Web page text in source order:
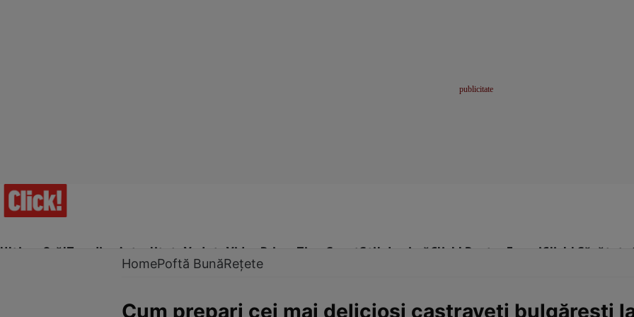
Ultima Oră!Trending Actualitate Vedete Video Prime Time SportStil de viațăClick! Pentru FemeiClick! Sănătate
HomePoftă BunăRețete
Cum prepari cei mai delicioşi castraveţi bulgăreşti